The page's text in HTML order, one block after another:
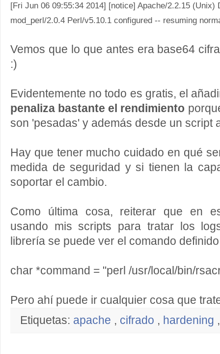
[Fri Jun 06 09:55:34 2014] [notice] Apache/2.2.15 (Unix)
mod_perl/2.0.4 Perl/v5.10.1 configured -- resuming
Vemos que lo que antes era base64
:)
Evidentemente no todo es gratis, el
penaliza bastante el rendimiento
son 'pesadas' y además desde un script
Hay que tener mucho cuidado en qué
medida de seguridad y si tienen la
soportar el cambio.
Como última cosa, reiterar que en
usando mis scripts para tratar los
librería se puede ver el comando
char *command = "perl /usr/local/bin/
Pero ahí puede ir cualquier cosa que
Etiquetas: apache , cifrado , hardening